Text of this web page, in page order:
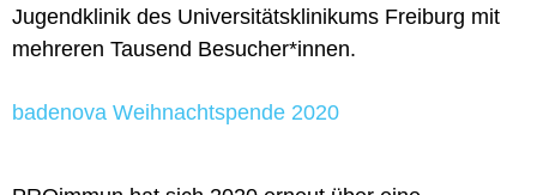
Jugendklinik des Universitätsklinikums Freiburg mit
mehreren Tausend Besucher*innen.
badenova Weihnachtspende 2020